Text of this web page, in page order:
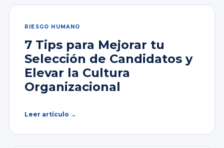
RIESGO HUMANO
7 Tips para Mejorar tu
Selección de Candidatos y
Elevar la Cultura
Organizacional
Leer artículo →